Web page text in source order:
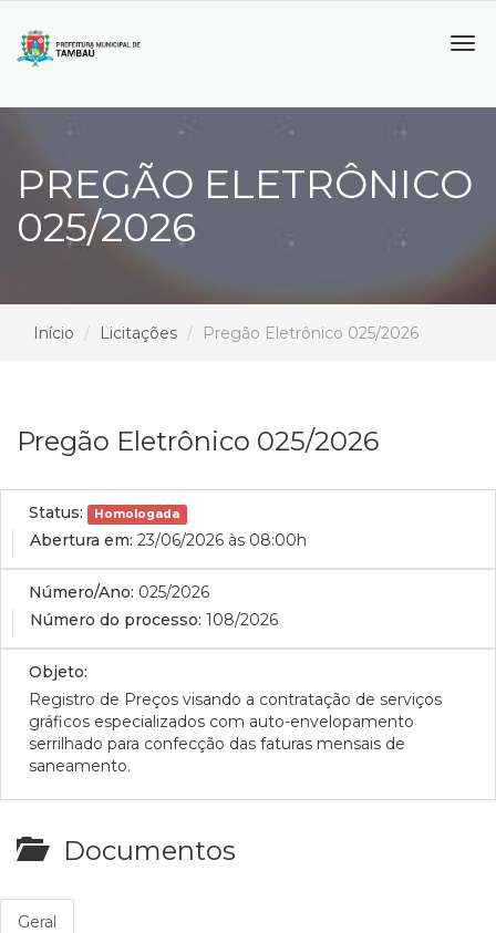
PREGÃO ELETRÔNICO
025/2026
Início Licitações Pregão Eletrônico 025/2026
Pregão Eletrônico 025/2026
Status: Homologada
Abertura em: 23/06/2026 às 08:00h
Número/Ano: 025/2026
Número do processo: 108/2026
Objeto:
Registro de Preços visando a contratação de serviços
gráficos especializados com auto-envelopamento
serrilhado para confecção das faturas mensais de
saneamento.
Documentos
Geral